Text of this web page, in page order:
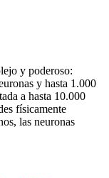
y poderoso:
y hasta 1.000
a hasta 10.000
físicamente
las neuronas